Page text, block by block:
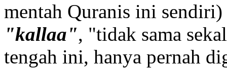
mentah Quranis ini
"kallaa", "tidak sama
tengah ini, hanya pernah